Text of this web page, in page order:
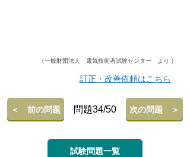
（一般財団法人 電気技術者試験センター より ）
訂正・改善依頼はこちら
＜ 前の問題 問題34/50 次の問題 ＞
試験問題一覧